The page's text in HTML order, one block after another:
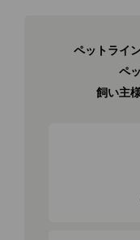
ペットライ
ペ
飼い主